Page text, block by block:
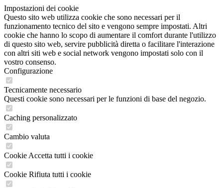
Impostazioni dei cookie
Questo sito web utilizza cookie che sono necessari per il
funzionamento tecnico del sito e vengono sempre impostati. Altri
cookie che hanno lo scopo di aumentare il comfort durante l'utilizzo
di questo sito web, servire pubblicità diretta o facilitare l'interazione
con altri siti web e social network vengono impostati solo con il
vostro consenso.
Configurazione
Tecnicamente necessario
Questi cookie sono necessari per le funzioni di base del negozio.
Caching personalizzato
Cambio valuta
Cookie Accetta tutti i cookie
Cookie Rifiuta tutti i cookie